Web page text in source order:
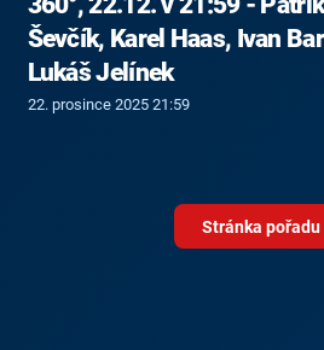
Ševčík, Karel Haas, Ivan
Lukáš Jelínek
22. prosince 2025 21:59
Stránka pořadu